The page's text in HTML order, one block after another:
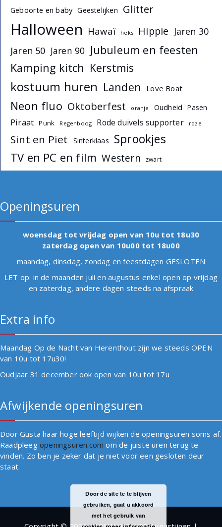
Geboorte en baby Geestelijken Glitter
Halloween Hawaï heks Hippie Jaren 30
Jaren 50 Jaren 90 Jubuleum en feesten
Kamping kitch Kerstmis
kostuum huren Landen Love Boat
Neon fluo Oktoberfest oranje Oudheid Pasen
Piraat Punk Regenboog Rode duivels supporter roze
Sint en Piet Sinterklaas Sprookjes
TV en PC en film Western zwart
Openingsuren
woensdag tot vrijdag open van 10u tot 18u30
zaterdag open van 10u00 tot 18u00
maandag, dinsdag, zondag en feestdagen GESLOTEN
LET op: in de maanden juli en augustus enkel open op vrijdag
en zaterdag, andere dagen steeds na afspraak
Extra info
Maandag Op de Nacht van Herenthout zijn we steeds OPEN
van 10u tot 17u30!
Oudjaar 31 december ook open van 10u tot 17u
Afwijkende openingsuren
Door Gusta haar hoge leeftijd wijken de openingsuren soms af.
Raadpleeg openingsuren.com om de juiste uren terug te
vinden. Zo ben je zeker dat je niet voor een gesloten deur
staat.
Door de site te te blijven
gebruiken, gaat u akkoord
met het gebruik van